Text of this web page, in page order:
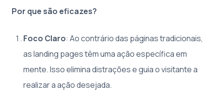
Por que são eficazes?
Foco Claro: Ao contrário das páginas tradicionais,
as landing pages têm uma ação específica em
mente. Isso elimina distrações e guia o visitante a
realizar a ação desejada.